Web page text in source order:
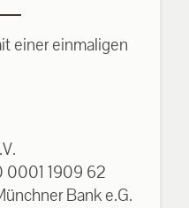
einer einmaligen
0001 1909 62
Bank e.G.